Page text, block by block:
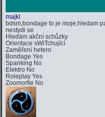
majkl
bdsm,bondage to je moje,hledam
nestydi se
Hledám akční schůzky
Orientace sWiTchující
Zaměření hetero
Bondage Yes
Spanking No
Elektro No
Roleplay Yes
Zoomorfie No